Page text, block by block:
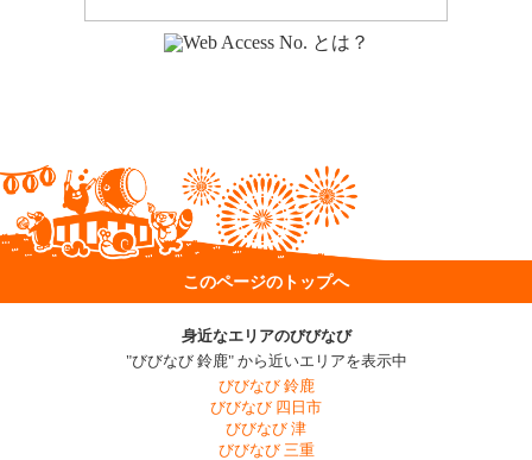
このページのトップへ
身近なエリアのびびなび
"びびなび 鈴鹿" から近いエリアを表示中
びびなび 鈴鹿
びびなび 四日市
びびなび 津
びびなび 三重